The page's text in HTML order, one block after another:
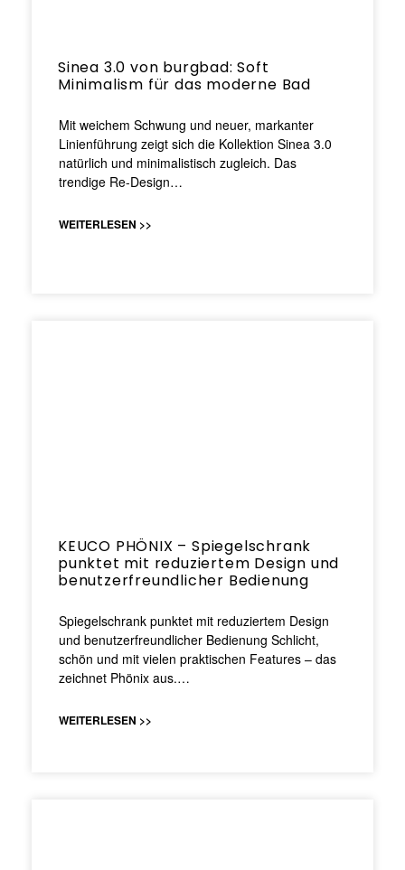
Sinea 3.0 von burgbad: Soft
Minimalism für das moderne Bad
Mit weichem Schwung und neuer, markanter
Linienführung zeigt sich die Kollektion Sinea 3.0
natürlich und minimalistisch zugleich. Das
trendige Re-Design…
WEITERLESEN >>
KEUCO PHÖNIX – Spiegelschrank
punktet mit reduziertem Design und
benutzerfreundlicher Bedienung
Spiegelschrank punktet mit reduziertem Design
und benutzerfreundlicher Bedienung Schlicht,
schön und mit vielen praktischen Features – das
zeichnet Phönix aus.…
WEITERLESEN >>